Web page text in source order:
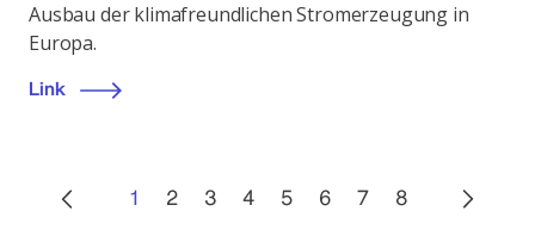
Ausbau der klimafreundlichen Stromerzeugung in
Europa.
Link
1 2 3 4 5 6 7 8